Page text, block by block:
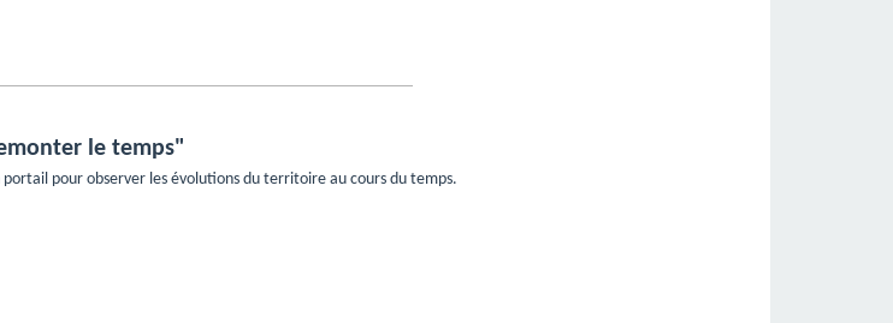
le temps"
pour observer les évolutions du territoire au cours du temps.